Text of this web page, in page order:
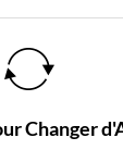
Changer